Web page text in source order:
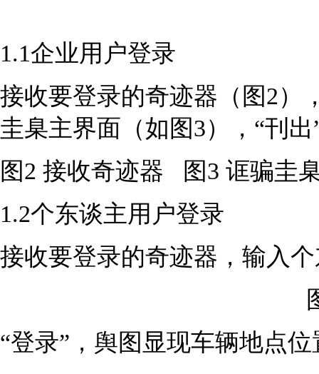
1.1企业用户登录
接收要登录的奇迹器（图2）
圭臬主界面（如图3），“刊
图2 接收奇迹器 图3 诓骗圭
1.2个东谈主用户登录
接收要登录的奇迹器，输入
“登录”，舆图显现车辆地点